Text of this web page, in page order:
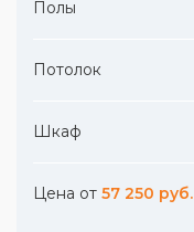
Полы
Потолок
Шкаф
Цена от 57 250 руб.